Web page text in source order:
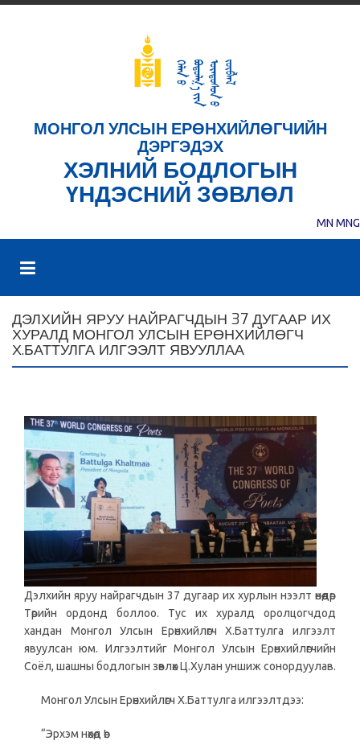
МОНГОЛ УЛСЫН ЕРӨНХИЙЛӨГЧИЙН
ДЭРГЭДЭХ
ХЭЛНИЙ БОДЛОГЫН
ҮНДЭСНИЙ ЗӨВЛӨЛ
MN MNG
ДЭЛХИЙН ЯРУУ НАЙРАГЧДЫН 37 ДУГААР ИХ
ХУРАЛД МОНГОЛ УЛСЫН ЕРӨНХИЙЛӨГЧ
Х.БАТТУЛГА ИЛГЭЭЛТ ЯВУУЛЛАА
Дэлхийн яруу найрагчдын 37 дугаар их хурлын нээлт өнөөдөр
Төрийн ордонд боллоо. Тус их хуралд оролцогчдод
хандан Монгол Улсын Ерөнхийлөгч Х.Баттулга илгээлт
явуулсан юм. Илгээлтийг Монгол Улсын Ерөнхийлөгчийн
Соёл, шашны бодлогын зөвлөх Ц.Хулан уншиж сонордуулав.
Монгол Улсын Ерөнхийлөгч Х.Баттулга илгээлтдээ:
“Эрхэм нөхөд өө!